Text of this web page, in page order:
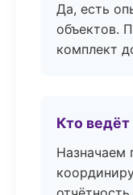
Да, есть
объектов.
комплект
Кто ведёт
Назначаем